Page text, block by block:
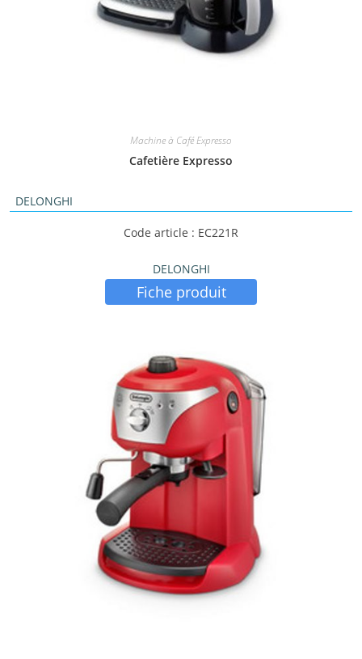
Machine à Café Expresso
Cafetière Expresso
DELONGHI
Code article : EC221R
DELONGHI
Fiche produit